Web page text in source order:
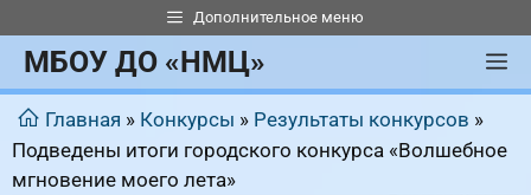
к
содержимому
Дополнительное меню
МБОУ ДО «НМЦ»
Главная » Конкурсы » Результаты конкурсов »
Подведены итоги городского конкурса «Волшебное
мгновение моего лета»